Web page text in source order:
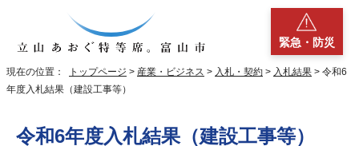
緊急・防災
現在の位置： トップページ > 産業・ビジネス > 入札・契約 > 入札結果 > 令和6
年度入札結果（建設工事等）
令和6年度入札結果（建設工事等）